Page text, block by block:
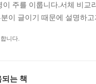
이 주를 이룹니다.서체 비
이 글이기 때문에 설명하
니다.
되는 책